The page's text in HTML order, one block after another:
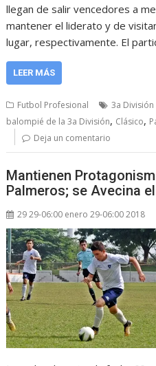
llegan de salir vencedores a
mantener el liderato y de
lugar, respectivamente. El
LEER MÁS
Futbol Profesional 3a
balompié de la 3a División, Clásico,
Deja un comentario
Mantienen
Palmeros; se Avecina
29 29-06:00 enero 29-06:00 2018